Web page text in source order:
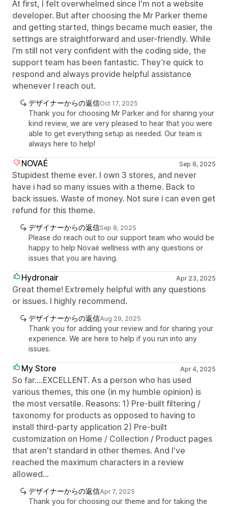
At first, I felt overwhelmed since I'm not a website
developer. But after choosing the Mr Parker theme
and getting started, things became much easier, the
settings are straightforward and user-friendly. While
I’m still not very confident with the coding side, the
support team has been fantastic. They’re quick to
respond and always provide helpful assistance
whenever I reach out.
デザイナーからの返信Oct 17, 2025
Thank you for choosing Mr Parker and for sharing your
kind review, we are very pleased to hear that you were
able to get everything setup as needed. Our team is
always here to help!
NOVAÉ Sep 8, 2025
Stupidest theme ever. I own 3 stores, and never
have i had so many issues with a theme. Back to
back issues. Waste of money. Not sure i can even get
refund for this theme.
デザイナーからの返信Sep 8, 2025
Please do reach out to our support team who would be
happy to help Novaé wellness with any questions or
issues that you are having.
Hydronair Apr 23, 2025
Great theme! Extremely helpful with any questions
or issues. I highly recommend.
デザイナーからの返信Aug 29, 2025
Thank you for adding your review and for sharing your
experience. We are here to help if you run into any
issues.
My Store Apr 4, 2025
So far....EXCELLENT. As a person who has used
various themes, this one (in my humble opinion) is
the most versatile. Reasons: 1) Pre-built filtering /
taxonomy for products as opposed to having to
install third-party application 2) Pre-built
customization on Home / Collection / Product pages
that aren't standard in other themes. And I've
reached the maximum characters in a review
allowed...
デザイナーからの返信Apr 7, 2025
Thank you for choosing our theme and for taking the